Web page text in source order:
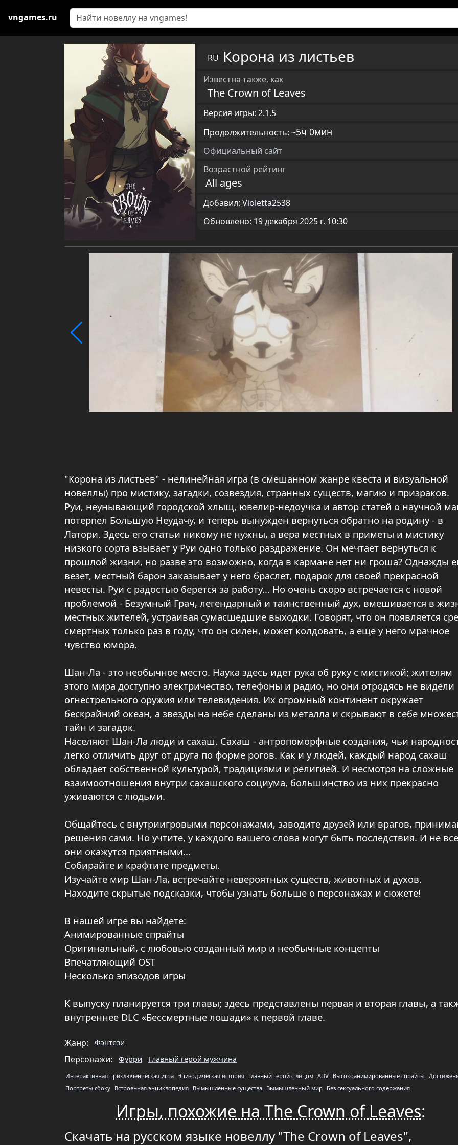
vngames.ru
RU Корона из листьев
Известна также, как
The Crown of Leaves
Версия игры: 2.1.5
Продолжительность: ~5ч 0мин
Официальный сайт
Возрастной рейтинг
All ages
Добавил: Violetta2538
Обновлено: 19 декабря 2025 г. 10:30
"Корона из листьев" - нелинейная игра (в смешанном жанре квеста и визуальной
новеллы) про мистику, загадки, созвездия, странных существ, магию и призраков.
Руи, неунывающий городской хлыщ, ювелир-недоучка и автор статей о научной
потерпел Большую Неудачу, и теперь вынужден вернуться обратно на родину - в
Латори. Здесь его статьи никому не нужны, а вера местных в приметы и мистику
низкого сорта взывает у Руи одно только раздражение. Он мечтает вернуться к
прошлой жизни, но разве это возможно, когда в кармане нет ни гроша? Однажды
везет, местный барон заказывает у него браслет, подарок для своей прекрасной
невесты. Руи с радостью берется за работу... Но очень скоро встречается с новой
проблемой - Безумный Грач, легендарный и таинственный дух, вмешивается в
местных жителей, устраивая сумасшедшие выходки. Говорят, что он появляется
смертных только раз в году, что он силен, может колдовать, а еще у него мрачное
чувство юмора.
Шан-Ла - это необычное место. Наука здесь идет рука об руку с мистикой; жителям
этого мира доступно электричество, телефоны и радио, но они отродясь не видели
огнестрельного оружия или телевидения. Их огромный континент окружает
бескрайний океан, а звезды на небе сделаны из металла и скрывают в себе
тайн и загадок.
Населяют Шан-Ла люди и сахаш. Сахаш - антропоморфные создания, чьи
легко отличить друг от друга по форме рогов. Как и у людей, каждый народ сахаш
обладает собственной культурой, традициями и религией. И несмотря на сложные
взаимоотношения внутри сахашского социума, большинство из них прекрасно
уживаются с людьми.
Общайтесь с внутриигровыми персонажами, заводите друзей или врагов,
решения сами. Но учтите, у каждого вашего слова могут быть последствия. И не
они окажутся приятными...
Собирайте и крафтите предметы.
Изучайте мир Шан-Ла, встречайте невероятных существ, животных и духов.
Находите скрытые подсказки, чтобы узнать больше о персонажах и сюжете!
В нашей игре вы найдете:
Анимированные спрайты
Оригинальный, с любовью созданный мир и необычные концепты
Впечатляющий OST
Несколько эпизодов игры
К выпуску планируется три главы; здесь представлены первая и вторая главы, а
внутреннее DLC «Бессмертные лошади» к первой главе.
Жанр: Фэнтези
Персонажи: Фурри Главный герой мужчина
Интерактивная приключенческая игра Эпизодическая история Главный герой с лицом ADV Высокоанимированные спрайты
Портреты сбоку Встроенная энциклопедия Вымышленные существа Вымышленный мир Без сексуального содержания
Игры, похожие на The Crown of Leaves:
Скачать на русском языке новеллу "The Crown of Leaves",